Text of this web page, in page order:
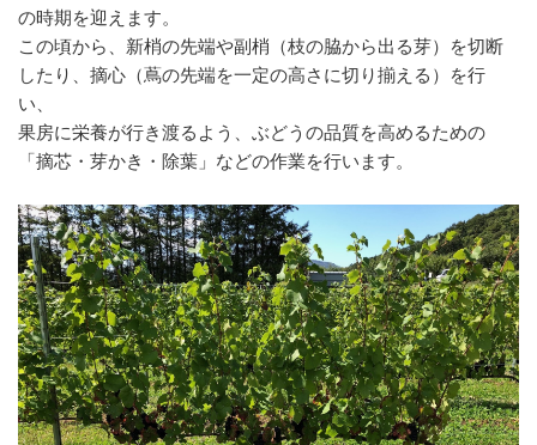
の時期を迎えます。
この頃から、新梢の先端や副梢（枝の脇から出る芽）を切断
したり、摘心（蔦の先端を一定の高さに切り揃える）を行
い、
果房に栄養が行き渡るよう、ぶどうの品質を高めるための
「摘芯・芽かき・除葉」などの作業を行います。